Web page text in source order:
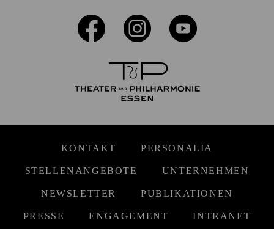
KONTAKT PERSONALIA
STELLENANGEBOTE UNTERNEHMEN
NEWSLETTER PUBLIKATIONEN
PRESSE ENGAGEMENT INTRANET